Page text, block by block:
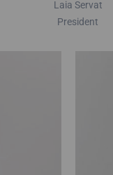
Laia Servat
President